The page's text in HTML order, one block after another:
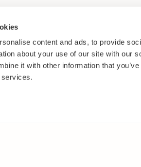
content and ads, to provide
about your use of our site with our
it with other information that